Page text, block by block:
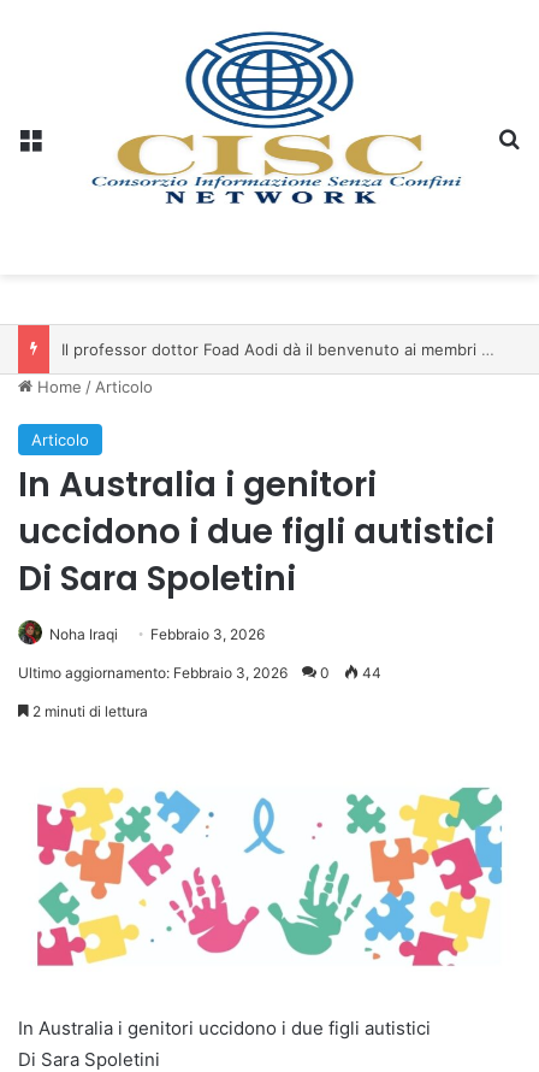
Il professor dottor Foad Aodi dà il benvenuto ai membri del Comitato per le Scienze delle Piramidi e le Scienze Archeologiche…
Home / Articolo
Articolo
In Australia i genitori
uccidono i due figli autistici
Di Sara Spoletini
Noha Iraqi Febbraio 3, 2026
Ultimo aggiornamento: Febbraio 3, 2026 0 44
2 minuti di lettura
In Australia i genitori uccidono i due figli autistici
Di Sara Spoletini